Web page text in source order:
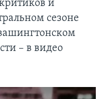
и
сезоне
– в видео